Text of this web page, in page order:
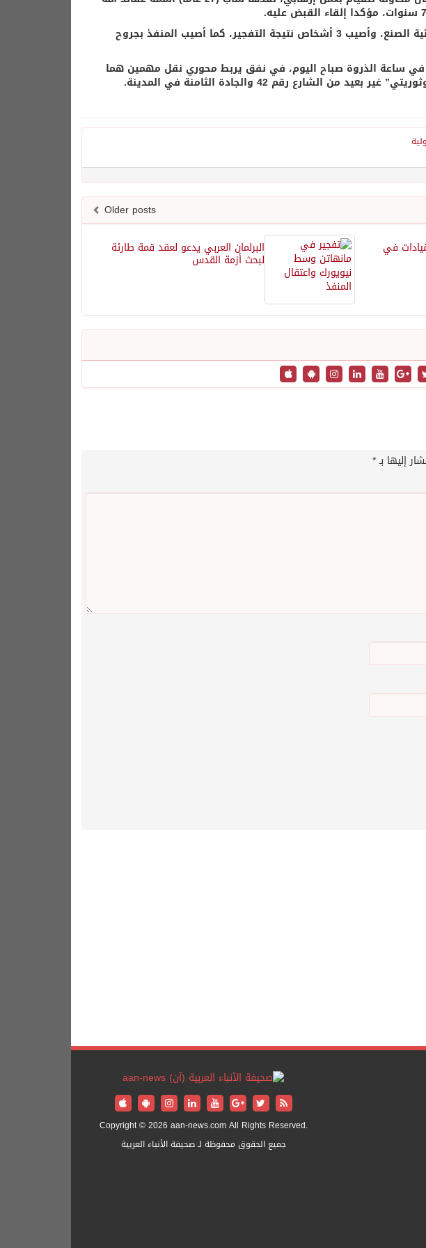
وأضاف دي بلاسيو أن التفجير ناجم عن قنبلة بدائية الصنع، وأصيب 3 أشخاص نتيجة التفجير، كما أصيب المنفذ بجروح
في ساعة الذروة صباح اليوم، في نفق يربط محوري نقل مهمين هما
رقم 42 والجادة الثامنة في المدينة.
Older posts
البرلمان العربي يدعو لعقد قمة طارئة
لبحث أزمة القدس
في
إليها بـ*
Copyright © 2026 aan-news.com All Rights Reserved.
جميع الحقوق محفوظة لـ صحيفة الأنباء العربية